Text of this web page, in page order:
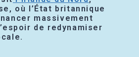
où l’État britannique
massivement
de redynamiser